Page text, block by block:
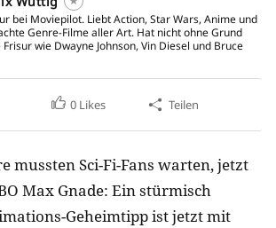
bei Moviepilot. Liebt Action, Star Wars, Anime und
Genre-Filme aller Art. Hat nicht ohne Grund
wie Dwayne Johnson, Vin Diesel und Bruce
0 Likes Teilen
mussten Sci-Fi-Fans warten, jetzt
Max Gnade: Ein stürmisch
Geheimtipp ist jetzt mit